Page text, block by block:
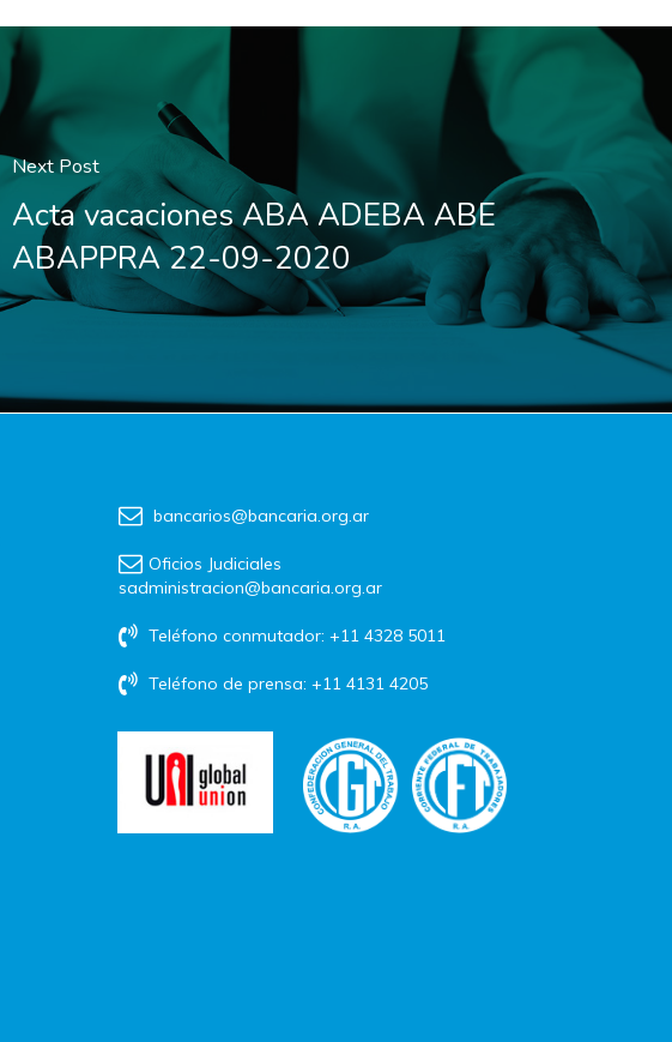
Next Post
Acta vacaciones ABA ADEBA ABE
ABAPPRA 22-09-2020
bancarios@bancaria.org.ar
Oficios Judiciales
sadministracion@bancaria.org.ar
Teléfono conmutador: +11 4328 5011
Teléfono de prensa: +11 4131 4205